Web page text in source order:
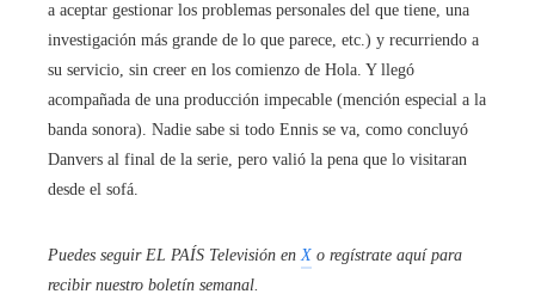
a aceptar gestionar los problemas personales del que tiene, una
investigación más grande de lo que parece, etc.) y recurriendo a
su servicio, sin creer en los comienzo de Hola. Y llegó
acompañada de una producción impecable (mención especial a la
banda sonora). Nadie sabe si todo Ennis se va, como concluyó
Danvers al final de la serie, pero valió la pena que lo visitaran
desde el sofá.
Puedes seguir EL PAÍS Televisión enX o regístrate aquí para
recibir nuestro boletín semanal.